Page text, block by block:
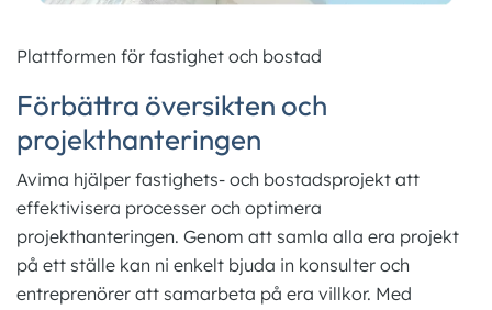
English
Plattformen för fastighet och bostad
Förbättra översikten och
projekthanteringen
Avima hjälper fastighets- och bostadsprojekt att
effektivisera processer och optimera
projekthanteringen. Genom att samla alla era projekt
på ett ställe kan ni enkelt bjuda in konsulter och
entreprenörer att samarbeta på era villkor. Med